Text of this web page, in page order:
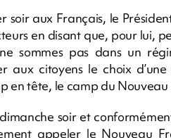
soir aux Français, le
en disant que, pour lui,
sommes pas dans un
aux citoyens le choix
en tête, le camp du
soir et
appeler le Nouveau